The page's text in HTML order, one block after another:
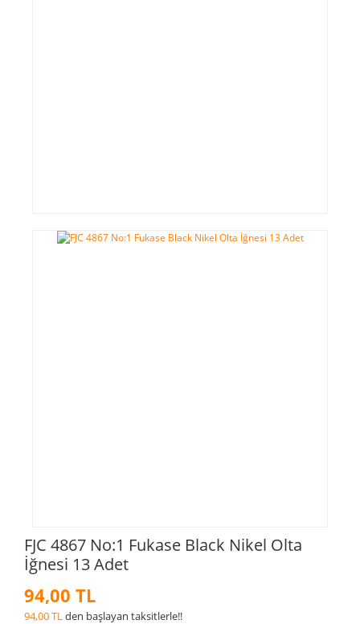
FJC 4867 No:1 Fukase Black Nikel Olta
İğnesi 13 Adet
94,00 TL
94,00 TLden başlayan taksitlerle!!